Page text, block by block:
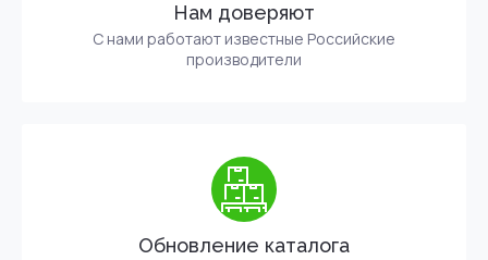
Нам доверяют
С нами работают известные Российские
производители
Обновление каталога